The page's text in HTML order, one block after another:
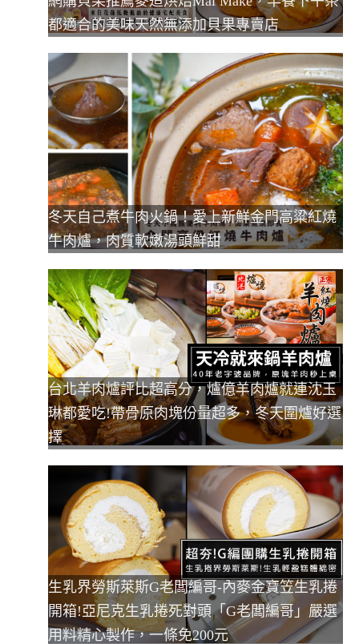
都適合的美味天然無添加貝果專賣店
冬天自己煮牛肉火鍋！愛上新鮮金門高粱紅燒
牛肉爐，肉質軟嫩湯頭鮮甜
台北羊肉爐評比超高分，爐億羊肉爐就連沈玉
琳都愛吃!帶骨原肉塊份量超多，冬天圍爐好選
擇
生乳界勞斯萊斯G老闆編哥-內麥金寶笠生乳捲
開箱!亞尼克生乳捲死對頭「G老闆編哥」嚴選
用料精心製作，一條免200元